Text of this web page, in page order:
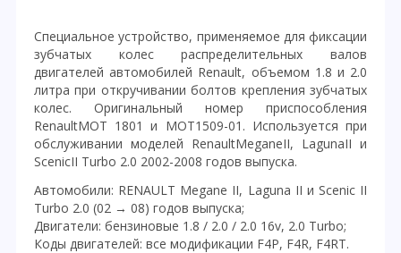
Специальное устройство, применяемое для фиксации
зубчатых колес распределительных валов
двигателей автомобилей Renault, объемом 1.8 и 2.0
литра при откручивании болтов крепления зубчатых
колес. Оригинальный номер приспособления
RenaultMOT 1801 и MOT1509-01. Используется при
обслуживании моделей RenaultMeganeII, LagunaII и
ScenicII Turbo 2.0 2002-2008 годов выпуска.
Автомобили: RENAULT Megane II, Laguna II и Scenic II
Turbo 2.0 (02 → 08) годов выпуска;
Двигатели: бензиновые 1.8 / 2.0 / 2.0 16v, 2.0 Turbo;
Коды двигателей: все модификации F4P, F4R, F4RT.